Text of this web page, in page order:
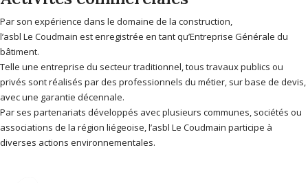
Par son expérience dans le domaine de la construction,
l’asbl Le Coudmain est enregistrée en tant qu’Entreprise Générale du
bâtiment.
Telle une entreprise du secteur traditionnel, tous travaux publics ou
privés sont réalisés par des professionnels du métier, sur base de devis,
avec une garantie décennale.
Par ses partenariats développés avec plusieurs communes, sociétés ou
associations de la région liégeoise, l’asbl Le Coudmain participe à
diverses actions environnementales.